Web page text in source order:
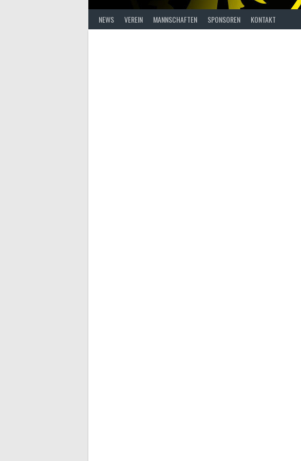
NEWS VEREIN MANNSCHAFTEN SPONSOREN KONTAKT